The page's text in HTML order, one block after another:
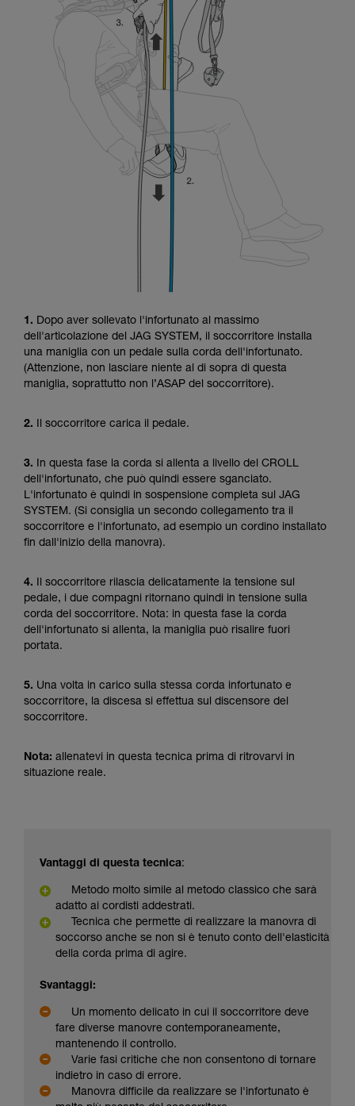
1. Dopo aver sollevato l'infortunato al massimo
dell'articolazione del JAG SYSTEM, il soccorritore installa
una maniglia con un pedale sulla corda dell'infortunato.
(Attenzione, non lasciare niente al di sopra di questa
maniglia, soprattutto non l’ASAP del soccorritore).
2. Il soccorritore carica il pedale.
3. In questa fase la corda si allenta a livello del CROLL
dell'infortunato, che può quindi essere sganciato.
L'infortunato è quindi in sospensione completa sul JAG
SYSTEM. (Si consiglia un secondo collegamento tra il
soccorritore e l'infortunato, ad esempio un cordino installato
fin dall'inizio della manovra).
4. Il soccorritore rilascia delicatamente la tensione sul
pedale, i due compagni ritornano quindi in tensione sulla
corda del soccorritore. Nota: in questa fase la corda
dell'infortunato si allenta, la maniglia può risalire fuori
portata.
5. Una volta in carico sulla stessa corda infortunato e
soccorritore, la discesa si effettua sul discensore del
soccorritore.
Nota: allenatevi in questa tecnica prima di ritrovarvi in
situazione reale.
Vantaggi di questa tecnica:
Metodo molto simile al metodo classico che sarà
adatto ai cordisti addestrati.
Tecnica che permette di realizzare la manovra di
soccorso anche se non si è tenuto conto dell'elasticità
della corda prima di agire.
Svantaggi:
Un momento delicato in cui il soccorritore deve
fare diverse manovre contemporaneamente,
mantenendo il controllo.
Varie fasi critiche che non consentono di tornare
indietro in caso di errore.
Manovra difficile da realizzare se l'infortunato è